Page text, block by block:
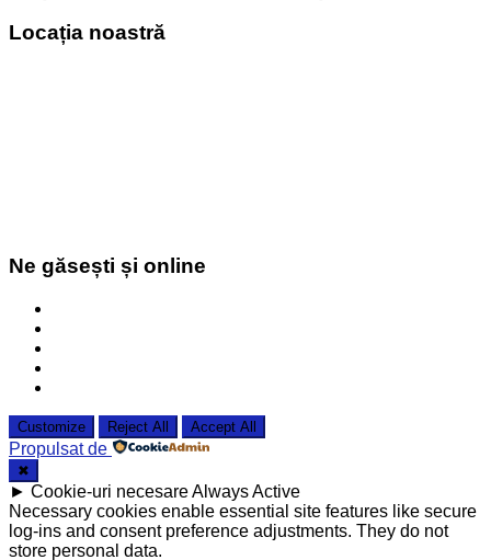
Locația noastră
Ne găsești și online
Customize Reject All Accept All
Propulsat de
✖
► Cookie-uri necesareAlways Active
Necessary cookies enable essential site features like secure
log-ins and consent preference adjustments. They do not
store personal data.